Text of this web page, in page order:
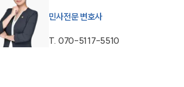
업무사례
민사전문 변호사
T. 070-5117-5510